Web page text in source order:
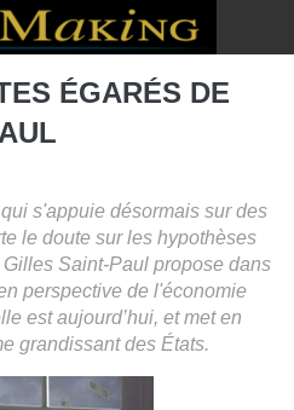
ÉGARÉS DE
s'appuie désormais sur des
le doute sur les hypothèses
Saint-Paul propose dans
perspective de l'économie
est aujourd’hui, et met en
grandissant des États.